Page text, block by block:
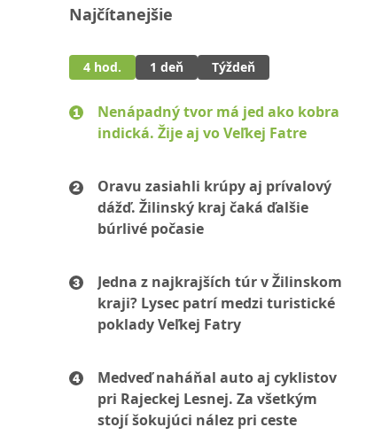
Najčítanejšie
4 hod. 1 deň Týždeň
Nenápadný tvor má jed ako kobra
indická. Žije aj vo Veľkej Fatre
Oravu zasiahli krúpy aj prívalový
dážď. Žilinský kraj čaká ďalšie
búrlivé počasie
Jedna z najkrajších túr v Žilinskom
kraji? Lysec patrí medzi turistické
poklady Veľkej Fatry
Medveď naháňal auto aj cyklistov
pri Rajeckej Lesnej. Za všetkým
stojí šokujúci nález pri ceste